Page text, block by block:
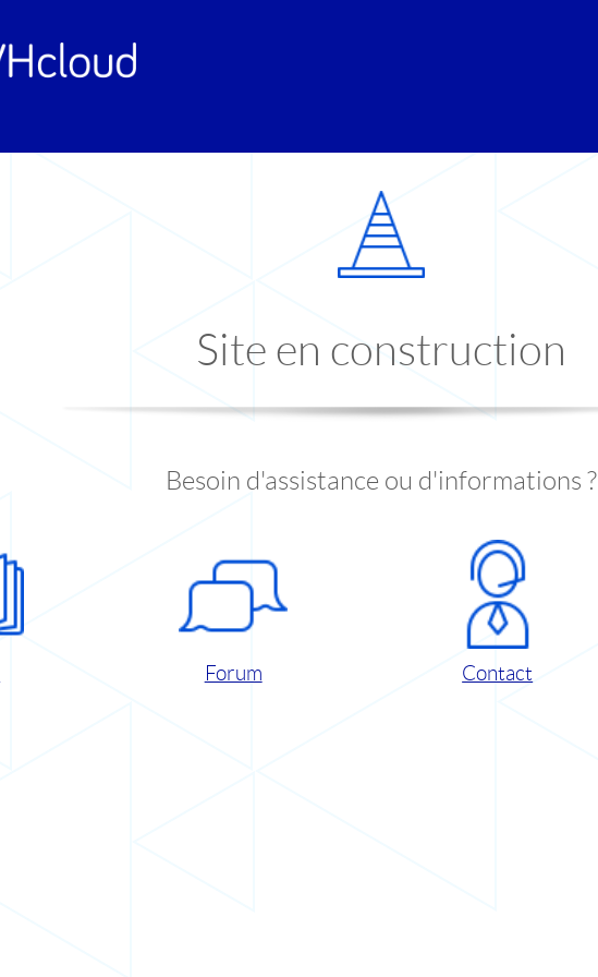
Site en construction
Besoin d'assistance ou d'informations ?
Forum Contact